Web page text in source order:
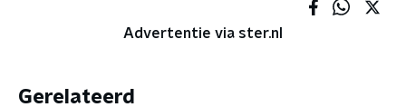
Advertentie via ster.nl
Gerelateerd